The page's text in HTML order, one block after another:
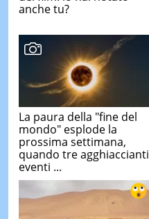
anche tu?
La paura della "fine del
mondo" esplode la
prossima settimana,
quando tre agghiaccianti
eventi ...